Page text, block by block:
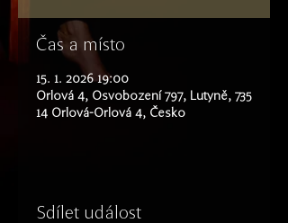
Čas a místo
15. 1. 2026 19:00
Orlová 4, Osvobození 797, Lutyně, 735
14 Orlová-Orlová 4, Česko
Sdílet událost